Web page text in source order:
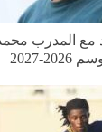
مع المدرب
2027